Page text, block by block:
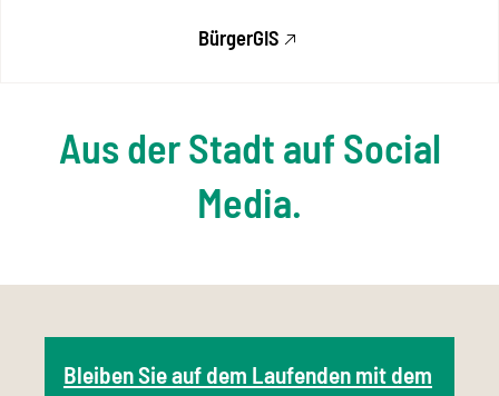
BürgerGIS
Aus der Stadt auf Social
Media.
Bleiben Sie auf dem Laufenden mit dem